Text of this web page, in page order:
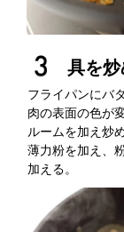
具を
フライパンにバ
肉の表面の色が
ルームを加え炒
薄力粉を加え、
加える。